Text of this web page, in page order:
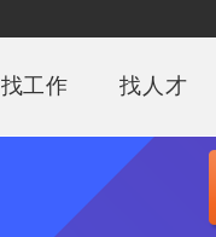
找工作 找人才